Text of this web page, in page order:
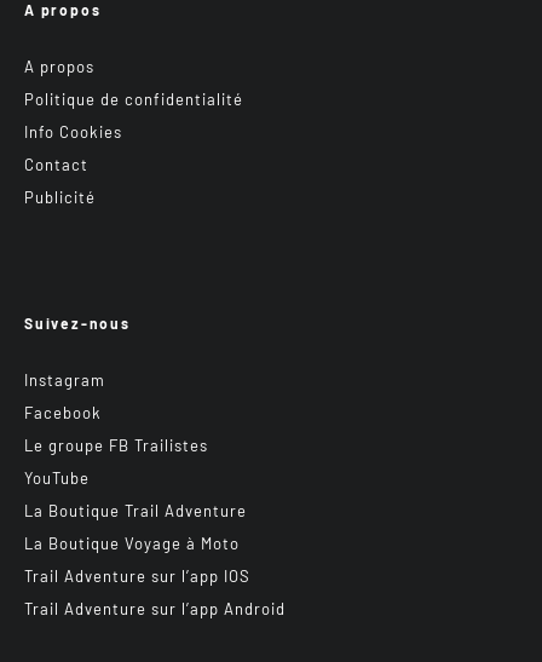
A propos
A propos
Politique de confidentialité
Info Cookies
Contact
Publicité
Suivez-nous
Instagram
Facebook
Le groupe FB Trailistes
YouTube
La Boutique Trail Adventure
La Boutique Voyage à Moto
Trail Adventure sur l’app IOS
Trail Adventure sur l’app Android